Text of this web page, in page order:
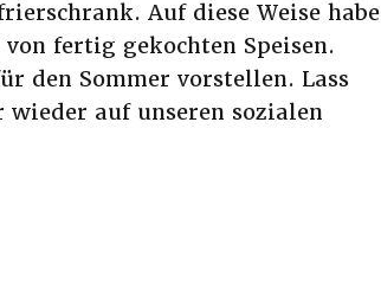
Auf diese Weise habe
fertig gekochten Speisen.
den Sommer vorstellen. Lass
wieder auf unseren sozialen